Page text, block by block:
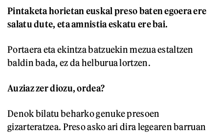
Pintaketa horietan euskal preso baten egoera ere
salatu dute, eta amnistia eskatu ere bai.
Portaera eta ekintza batzuekin mezua estaltzen
baldin bada, ez da helburua lortzen.
Auziaz zer diozu, ordea?
Denok bilatu beharko genuke presoen
gizarteratzea. Preso asko ari dira legearen barruan